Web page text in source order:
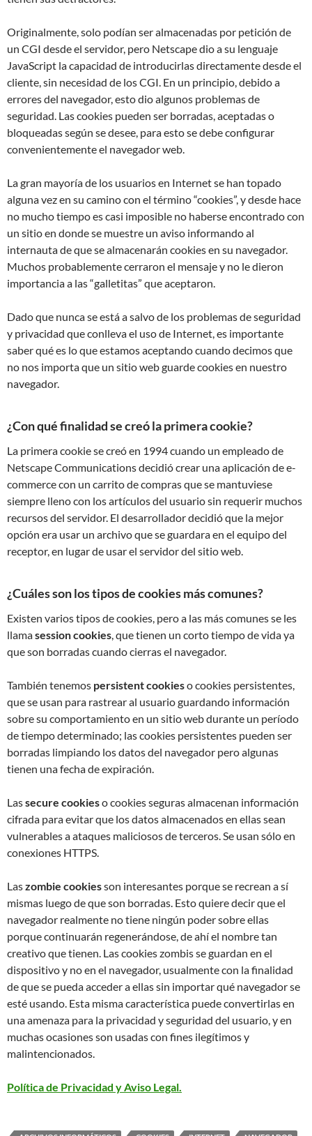
Originalmente, solo podían ser almacenadas por petición de
un CGI desde el servidor, pero Netscape dio a su lenguaje
JavaScript la capacidad de introducirlas directamente desde el
cliente, sin necesidad de los CGI. En un principio, debido a
errores del navegador, esto dio algunos problemas de
seguridad. Las cookies pueden ser borradas, aceptadas o
bloqueadas según se desee, para esto se debe configurar
convenientemente el navegador web.
La gran mayoría de los usuarios en Internet se han topado
alguna vez en su camino con el término “cookies”, y desde hace
no mucho tiempo es casi imposible no haberse encontrado con
un sitio en donde se muestre un aviso informando al
internauta de que se almacenarán cookies en su navegador.
Muchos probablemente cerraron el mensaje y no le dieron
importancia a las “galletitas” que aceptaron.
Dado que nunca se está a salvo de los problemas de seguridad
y privacidad que conlleva el uso de Internet, es importante
saber qué es lo que estamos aceptando cuando decimos que
no nos importa que un sitio web guarde cookies en nuestro
navegador.
¿Con qué finalidad se creó la primera cookie?
La primera cookie se creó en 1994 cuando un empleado de
Netscape Communications decidió crear una aplicación de e-
commerce con un carrito de compras que se mantuviese
siempre lleno con los artículos del usuario sin requerir muchos
recursos del servidor. El desarrollador decidió que la mejor
opción era usar un archivo que se guardara en el equipo del
receptor, en lugar de usar el servidor del sitio web.
¿Cuáles son los tipos de cookies más comunes?
Existen varios tipos de cookies, pero a las más comunes se les
llamasession cookies , que tienen un corto tiempo de vida ya
que son borradas cuando cierras el navegador.
También tenemos persistent cookieso cookies persistentes,
que se usan para rastrear al usuario guardando información
sobre su comportamiento en un sitio web durante un período
de tiempo determinado; las cookies persistentes pueden ser
borradas limpiando los datos del navegador pero algunas
tienen una fecha de expiración.
Lassecure cookieso cookies seguras almacenan información
cifrada para evitar que los datos almacenados en ellas sean
vulnerables a ataques maliciosos de terceros. Se usan sólo en
conexiones HTTPS.
Laszombie cookiesson interesantes porque se recrean a sí
mismas luego de que son borradas. Esto quiere decir que el
navegador realmente no tiene ningún poder sobre ellas
porque continuarán regenerándose, de ahí el nombre tan
creativo que tienen. Las cookies zombis se guardan en el
dispositivo y no en el navegador, usualmente con la finalidad
de que se pueda acceder a ellas sin importar qué navegador se
esté usando. Esta misma característica puede convertirlas en
una amenaza para la privacidad y seguridad del usuario, y en
muchas ocasiones son usadas con fines ilegítimos y
malintencionados.
Política de Privacidad y Aviso Legal.